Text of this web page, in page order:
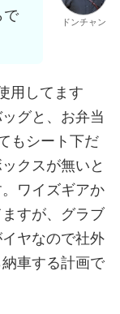
で
ドンチャン
用してます
グと、お弁当
もシート下だ
クスが無いと
ワイズギアか
すが、グラブ
ヤなので社外
車する計画で